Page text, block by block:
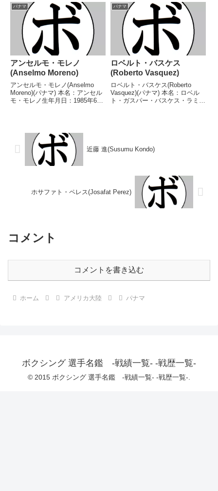
勝(13KO)7敗2分 【獲得タイト
ル】パナマバンタム級王座NABF
北米バンタム級王座第8代WBA...
勝(12KO)12敗1無効試合 【獲得
タイトル】第14代WBA世界スー
パーフェザー級王座 【戦歴】...
パナマ
アンセルモ・モレノ
(Anselmo Moreno)
アンセルモ・モレノ(Anselmo
Moreno)(パナマ) 本名：アンセル
モ・モレノ生年月日：1985年6月
WBA中央アメリカスーパーフ
パナマ
ロベルト・バスケス
(Roberto Vasquez)
ロベルト・バスケス(Roberto
Vasquez)(パナマ) 本名：ロベル
ト・ガスパー・バスケス・ラミレ
近藤 進(Susumu Kondo)
ホサファト・ペレス(Josafat Perez)
コメント
コメントを書き込む
ホーム アメリカ大陸 パナマ
ボクシング 選手名鑑 -戦績一覧- -戦歴一覧-
© 2015 ボクシング 選手名鑑 -戦績一覧- -戦歴一覧-.